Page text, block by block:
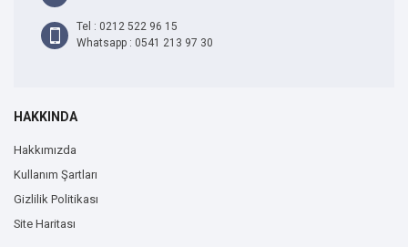
Tel : 0212 522 96 15
Whatsapp : 0541 213 97 30
HAKKINDA
Hakkımızda
Kullanım Şartları
Gizlilik Politikası
Site Haritası